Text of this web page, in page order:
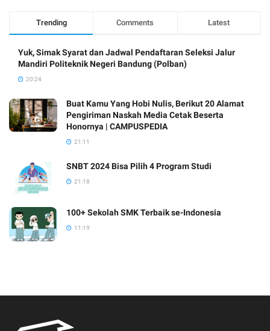
Trending Comments Latest
Yuk, Simak Syarat dan Jadwal Pendaftaran Seleksi Jalur
Mandiri Politeknik Negeri Bandung (Polban)
20:24
Buat Kamu Yang Hobi Nulis, Berikut 20 Alamat
Pengiriman Naskah Media Cetak Beserta
Honornya | CAMPUSPEDIA
21:11
SNBT 2024 Bisa Pilih 4 Program Studi
21:18
100+ Sekolah SMK Terbaik se-Indonesia
11:19